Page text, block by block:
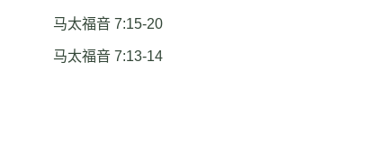
马太福音 7:15-20
马太福音 7:13-14